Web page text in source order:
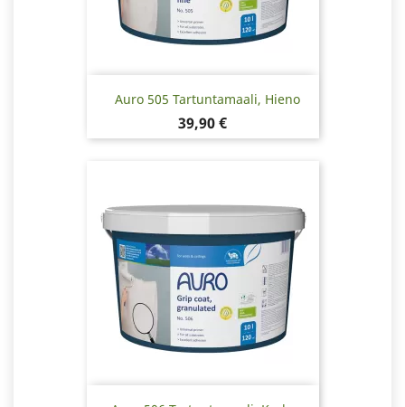
Auro 505 Tartuntamaali, Hieno
Hinta
39,90 €